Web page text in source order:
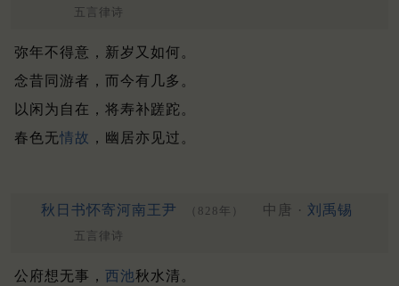
五言律诗
弥年不得意，新岁又如何。
念昔同游者，而今有几多。
以闲为自在，将寿补蹉跎。
春色无情故 ，幽居亦见过。
秋日书怀寄河南王尹 （828年） 中唐 · 刘禹锡
五言律诗
公府想无事， 西池秋水清。